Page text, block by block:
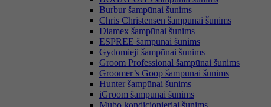
Burbur šampūnai šunims
Chris Christensen šampūnai šunims
Diamex šampūnai šunims
ESPREE šampūnai šunims
Gydomieji šampūnai šunims
Groom Professional šampūnai šunims
Groomer’s Goop šampūnai šunims
Hunter šampūnai šunims
iGroom šampūnai šunims
Mubo kondicionieriai šunims